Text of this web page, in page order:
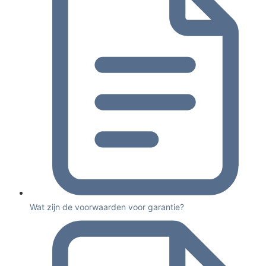
Wat zijn de voorwaarden voor garantie?